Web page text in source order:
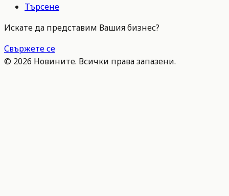
Търсене
Искате да представим Вашия бизнес?
Свържете се
© 2026 Новините. Всички права запазени.